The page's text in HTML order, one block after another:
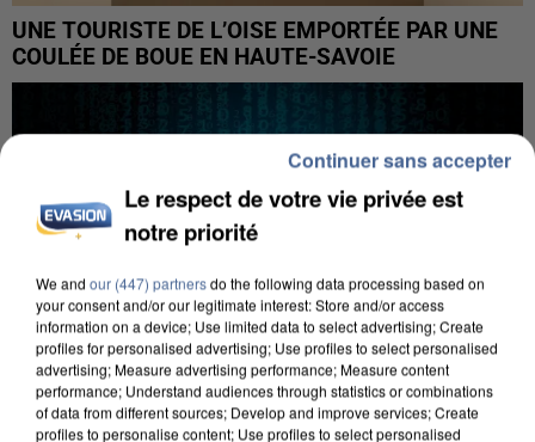
UNE TOURISTE DE L’OISE EMPORTÉE PAR UNE
COULÉE DE BOUE EN HAUTE-SAVOIE
Le respect de votre vie privée est
notre priorité
We and our (447) partnersdo the following data processing based on
your consent and/or our legitimate interest: Store and/or access
information on a device; Use limited data to select advertising; Create
profiles for personalised advertising; Use profiles to select personalised
advertising; Measure advertising performance; Measure content
performance; Understand audiences through statistics or combinations
of data from different sources; Develop and improve services; Create
profiles to personalise content; Use profiles to select personalised
Continuer sans accepter